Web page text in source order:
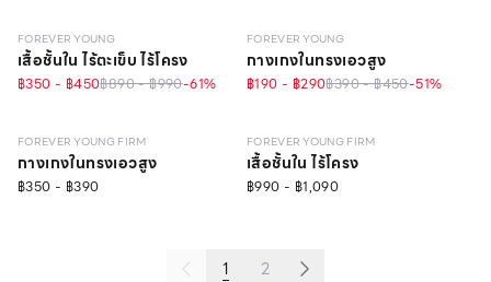
FOREVER YOUNG
เสื้อชั้นใน ไร้ตะเข็บ ไร้โครง
฿350 - ฿450฿890 - ฿990-61%
FOREVER YOUNG
กางเกงในทรงเอวสูง
฿190 - ฿290฿390 - ฿450-51%
FOREVER YOUNG FIRM
กางเกงในทรงเอวสูง
฿350 - ฿390
LEVEL 1
FOREVER YOUNG FIRM
เสื้อชั้นใน ไร้โครง
฿990 - ฿1,090
1 2